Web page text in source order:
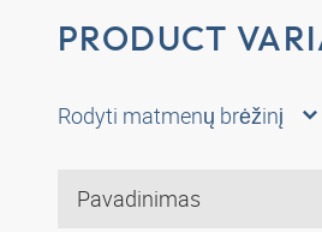
PRODUCT
Rodyti matmenų brėžinį
Pavadinimas